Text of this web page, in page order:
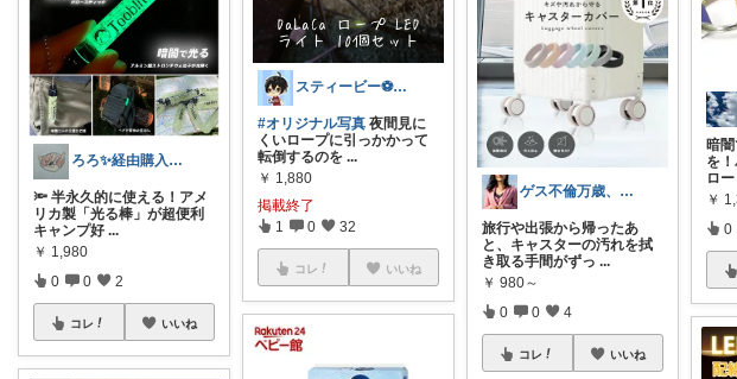
ろろ✨経由購入感謝✨
🔦 半永久的に使える！アメ
リカ製「光る棒」が超便利
キャンプ好 ...
￥ 1,980
0 0 2
コレ いいね
スティービー⚽3人娘パパ
#オリジナル写真 夜間見に
くいロープに引っかかって
転倒するのを ...
￥ 1,880
掲載終了
1 0 32
コレ いいね
ゲス不倫万歳、本能に任せちゃダメですか
旅行や出張から帰ったあ
と、キャスターの汚れを拭
き取る手間がずっ ...
￥ 980～
0 0 4
コレ いいね
暗
を
ロ
￥
0